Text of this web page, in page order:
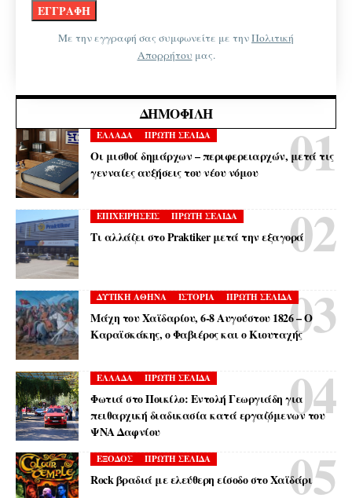
Με την εγγραφή σας συμφωνείτε με τηνΠολιτική
Απορρήτου μας.
ΔΗΜΟΦΙΛΉ
ΕΛΛΑΔΑ ΠΡΩΤΗ ΣΕΛΙΔΑ
Οι μισθοί δημάρχων – περιφερειαρχών, μετά τις
γενναίες αυξήσεις του νέου νόμου
ΕΠΙΧΕΙΡΗΣΕΙΣ ΠΡΩΤΗ ΣΕΛΙΔΑ
Τι αλλάζει στο Praktiker μετά την εξαγορά
ΔΥΤΙΚΗ ΑΘΗΝΑ ΙΣΤΟΡΙΑ ΠΡΩΤΗ ΣΕΛΙΔΑ
Μάχη του Χαϊδαρίου, 6-8 Αυγούστου 1826 – Ο
Καραϊσκάκης, ο Φαβιέρος και ο Κιουταχής
ΕΛΛΑΔΑ ΠΡΩΤΗ ΣΕΛΙΔΑ
Φωτιά στο Ποικίλο: Εντολή Γεωργιάδη για
πειθαρχική διαδικασία κατά εργαζόμενων του
ΨΝΑ Δαφνίου
ΕΞΟΔΟΣ ΠΡΩΤΗ ΣΕΛΙΔΑ
Rock βραδιά με ελεύθερη είσοδο στο Χαϊδάρι